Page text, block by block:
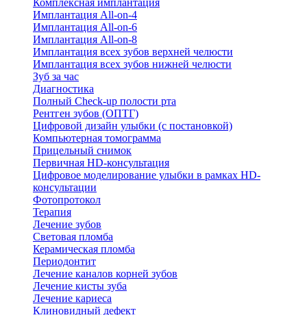
Комплексная имплантация
Имплантация All-on-4
Имплантация All-on-6
Имплантация All-on-8
Имплантация всех зубов верхней челюсти
Имплантация всех зубов нижней челюсти
Зуб за час
Диагностика
Полный Check-up полости рта
Рентген зубов (ОПТГ)
Цифровой дизайн улыбки (с постановкой)
Компьютерная томограмма
Прицельный снимок
Первичная HD-консультация
Цифровое моделирование улыбки в рамках HD-
консультации
Фотопротокол
Терапия
Лечение зубов
Световая пломба
Керамическая пломба
Периодонтит
Лечение каналов корней зубов
Лечение кисты зуба
Лечение кариеса
Клиновидный дефект